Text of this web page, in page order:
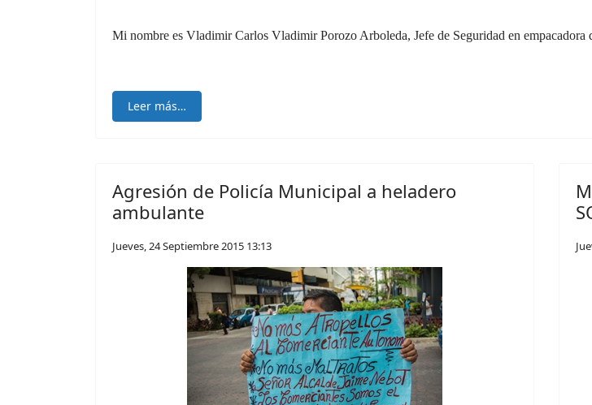
Mi nombre es Vladimir Carlos Vladimir Porozo Arboleda, Jefe de Seguridad en empacadora
Leer más…
Agresión de Policía Municipal a heladero
ambulante
Jueves, 24 Septiembre 2015 13:13